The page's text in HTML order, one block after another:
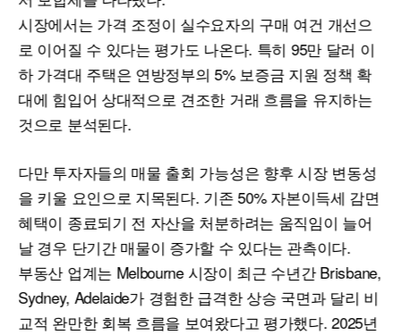
시장에서는 가격 조정이 실수요자의 구매 여건 개선으
로 이어질 수 있다는 평가도 나온다. 특히 95만 달러 이
하 가격대 주택은 연방정부의 5% 보증금 지원 정책 확
대에 힘입어 상대적으로 견조한 거래 흐름을 유지하는
것으로 분석된다.
다만 투자자들의 매물 출회 가능성은 향후 시장 변동성
을 키울 요인으로 지목된다. 기존 50% 자본이득세 감면
혜택이 종료되기 전 자산을 처분하려는 움직임이 늘어
날 경우 단기간 매물이 증가할 수 있다는 관측이다.
부동산 업계는 Melbourne 시장이 최근 수년간 Brisbane,
Sydney, Adelaide가 경험한 급격한 상승 국면과 달리 비
교적 완만한 회복 흐름을 보여왔다고 평가했다. 2025년